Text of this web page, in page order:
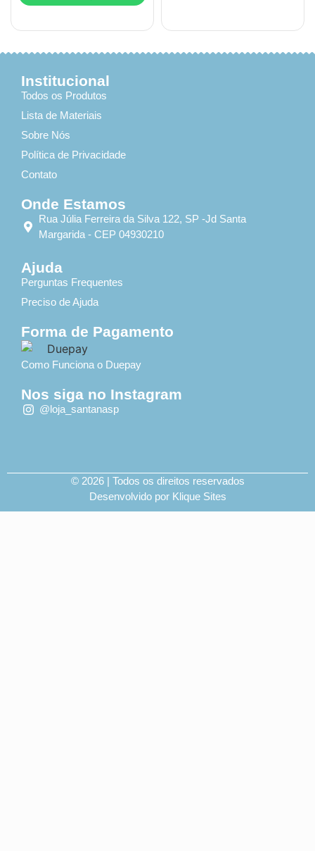
Institucional
Todos os Produtos
Lista de Materiais
Sobre Nós
Política de Privacidade
Contato
Onde Estamos
Rua Júlia Ferreira da Silva 122, SP -Jd Santa
Margarida - CEP 04930210
Ajuda
Perguntas Frequentes
Preciso de Ajuda
Forma de Pagamento
Como Funciona o Duepay
Nos siga no Instagram
@loja_santanasp
© 2026 | Todos os direitos reservados
Desenvolvido por Klique Sites